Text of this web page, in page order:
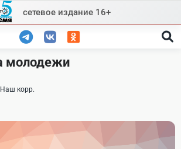
сетевое издание 16+
молодежи
Наш корр.